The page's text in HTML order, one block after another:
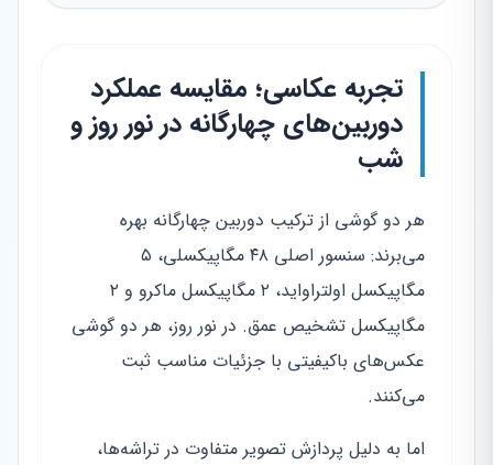
تجربه عکاسی؛ مقایسه عملکرد
دوربین‌های چهارگانه در نور روز و
شب
هر دو گوشی از ترکیب دوربین چهارگانه بهره
می‌برند: سنسور اصلی ۴۸ مگاپیکسلی، ۵
مگاپیکسل اولتراواید، ۲ مگاپیکسل ماکرو و ۲
مگاپیکسل تشخیص عمق. در نور روز، هر دو گوشی
عکس‌های باکیفیتی با جزئیات مناسب ثبت
می‌کنند.
اما به دلیل پردازش تصویر متفاوت در تراشه‌ها،